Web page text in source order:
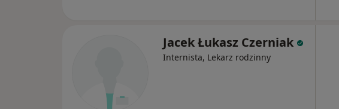
Jacek Łukasz Czerniak
Internista, Lekarz rodzinny